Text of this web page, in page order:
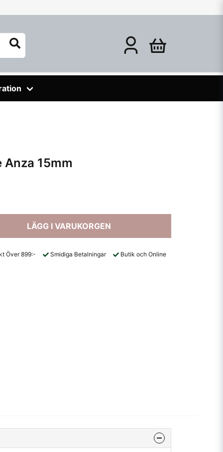
Anza 15mm
LÄGG I VARUKORGEN
Över 899:- Smidiga Betalningar
Butik och Online